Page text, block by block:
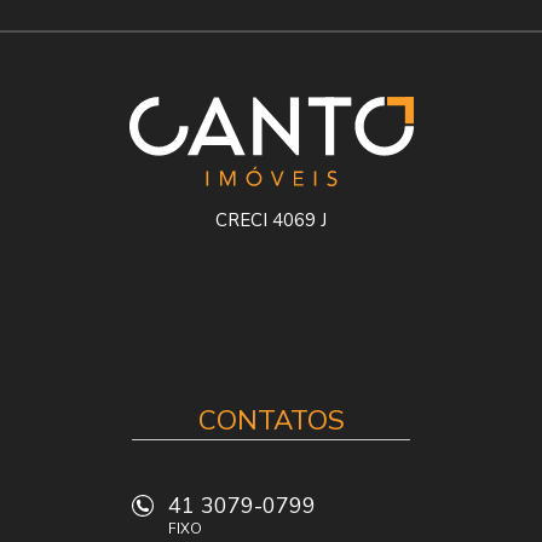
CRECI 4069 J
CONTATOS
41 3079-0799
FIXO